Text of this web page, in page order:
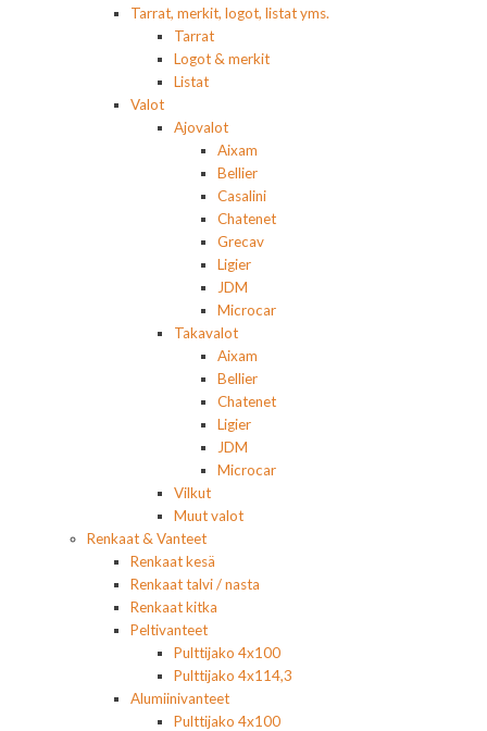
Tarrat, merkit, logot, listat yms.
Tarrat
Logot & merkit
Listat
Valot
Ajovalot
Aixam
Bellier
Casalini
Chatenet
Grecav
Ligier
JDM
Microcar
Takavalot
Aixam
Bellier
Chatenet
Ligier
JDM
Microcar
Vilkut
Muut valot
Renkaat & Vanteet
Renkaat kesä
Renkaat talvi / nasta
Renkaat kitka
Peltivanteet
Pulttijako 4x100
Pulttijako 4x114,3
Alumiinivanteet
Pulttijako 4x100